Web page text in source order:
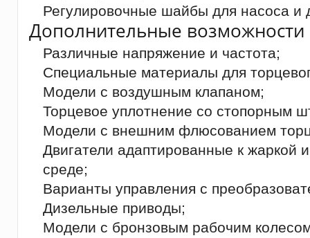
Регулировочные шайбы для насоса и
Дополнительные возможности
Различные напряжение и частота;
Специальные материалы для
Модели с воздушным клапаном;
Торцевое уплотнение со стопорным
Модели с внешним флюсованием
Двигатели адаптированные к жаркой
среде;
Варианты управления с
Дизельные приводы;
Модели с бронзовым рабочим